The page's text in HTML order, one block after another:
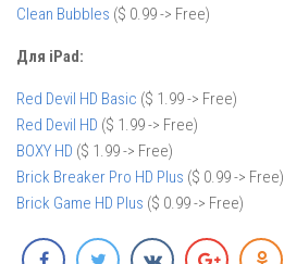
Clean Bubbles ($ 0.99 -> Free)
Для iPad:
Red Devil HD Basic ($ 1.99 -> Free)
Red Devil HD ($ 1.99 -> Free)
BOXY HD ($ 1.99 -> Free)
Brick Breaker Pro HD Plus ($ 0.99 -> Free)
Brick Game HD Plus ($ 0.99 -> Free)